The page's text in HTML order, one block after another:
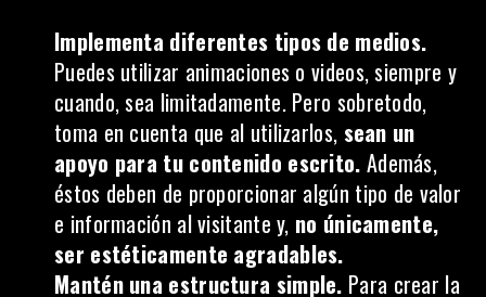
Implementa diferentes tipos de medios.
Puedes utilizar animaciones o videos, siempre y
cuando, sea limitadamente. Pero sobretodo,
toma en cuenta que al utilizarlos, sean un
apoyo para tu contenido escrito. Además,
éstos deben de proporcionar algún tipo de valor
e información al visitante y, no únicamente,
ser estéticamente agradables.
Mantén una estructura simple. Para crear la